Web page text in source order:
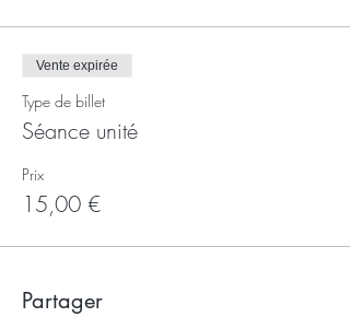
Vente expirée
Type de billet
Séance unité
Prix
15,00 €
Partager